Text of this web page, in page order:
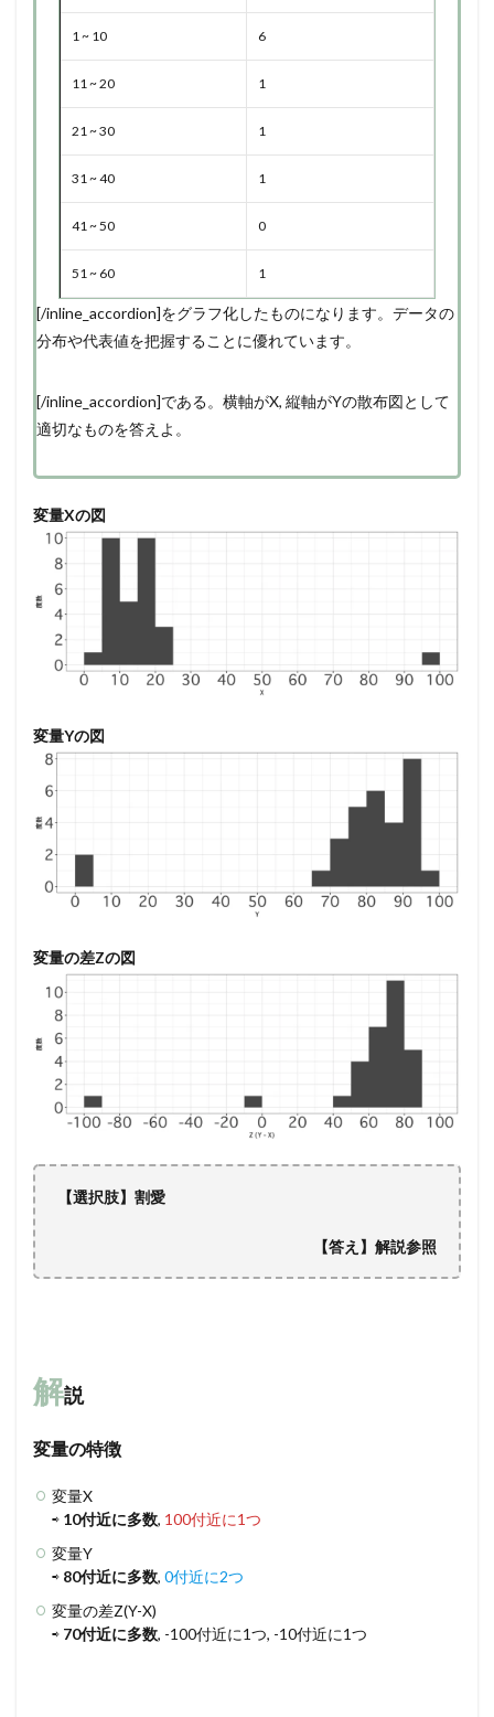
1 ~ 10 6
11 ~ 20 1
21 ~ 30 1
31 ~ 40 1
41 ~ 50 0
51 ~ 60 1
[/inline_accordion]をグラフ化したものになります。データの
分布や代表値を把握することに優れています。
[/inline_accordion]である。横軸がX, 縦軸がYの散布図として
適切なものを答えよ。
変量Xの図
変量Yの図
変量の差Zの図
【選択肢】割愛
【答え】解説参照
解説
変量の特徴
変量X
⇨ 10付近に多数, 100付近に1つ
変量Y
⇨ 80付近に多数, 0付近に2つ
変量の差Z(Y-X)
⇨ 70付近に多数, -100付近に1つ, -10付近に1つ